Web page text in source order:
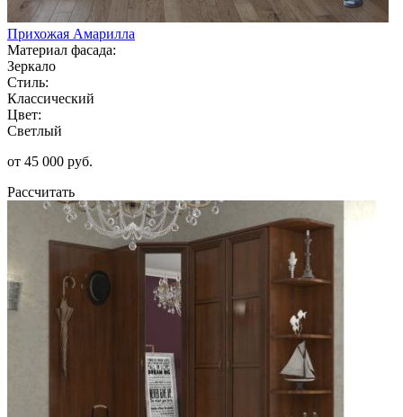
Прихожая Амарилла
Материал фасада:
Зеркало
Стиль:
Классический
Цвет:
Светлый
от 45 000 руб.
Рассчитать